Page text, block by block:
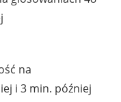
na
i 3 min. później